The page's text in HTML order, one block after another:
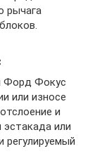
рычага
Форд Фокус
или износе
и
или
регулируемый